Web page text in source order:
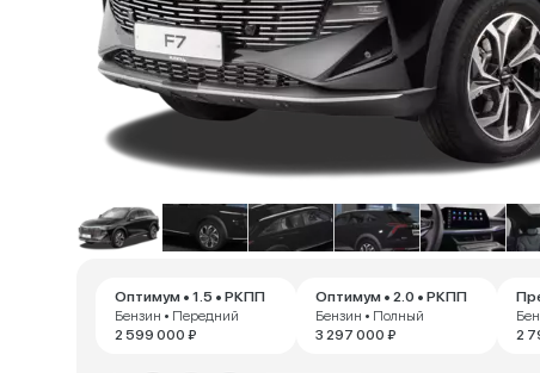
Оптимум • 1.5 • РКПП
Бензин • Передний
2 599 000 ₽
Оптимум • 2.0 • РКПП
Бензин • Полный
3 297 000 ₽
2